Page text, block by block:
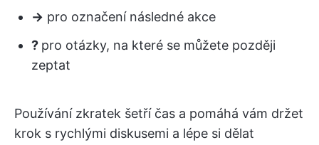
→ pro označení následné akce
? pro otázky, na které se můžete později
zeptat
Používání zkratek šetří čas a pomáhá vám držet
krok s rychlými diskusemi a lépe si dělat